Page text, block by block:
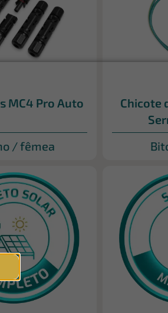
MC4 Pro Auto
/ fêmea
Chicote